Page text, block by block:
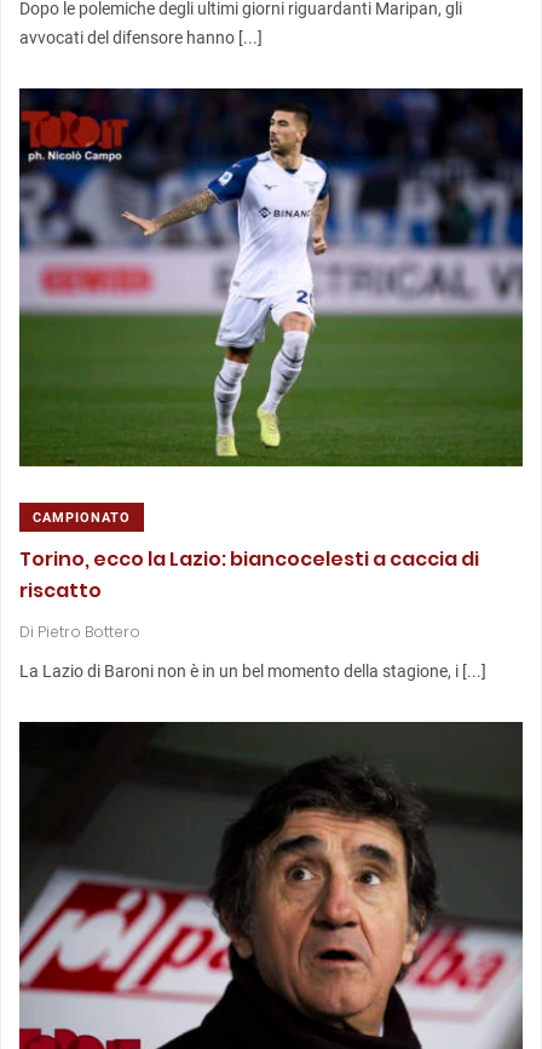
Dopo le polemiche degli ultimi giorni riguardanti Maripan, gli
avvocati del difensore hanno [...]
CAMPIONATO
Torino, ecco la Lazio: biancocelesti a caccia di
riscatto
Di Pietro Bottero
La Lazio di Baroni non è in un bel momento della stagione, i [...]